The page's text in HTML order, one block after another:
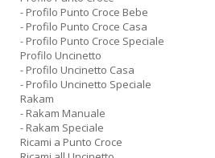
- Profilo Punto Croce Bebe
- Profilo Punto Croce Casa
- Profilo Punto Croce Speciale
Profilo Uncinetto
- Profilo Uncinetto Casa
- Profilo Uncinetto Speciale
Rakam
- Rakam Manuale
- Rakam Speciale
Ricami a Punto Croce